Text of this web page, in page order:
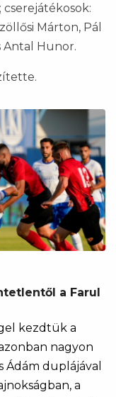
cserejátékosok:
Márton, Pál
Antal Hunor.
a Farul
kezdtük a
nagyon
duplájával
a